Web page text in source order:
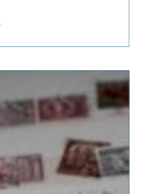
hur
känns och
där
i lägenhet
växlar